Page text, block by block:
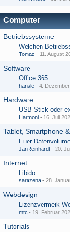
Computer
Betriebssysteme
Welchen
Tomaz - 11. August
Software
Office 365
hansle - 4.
Hardware
USB-Stick oder
Harmoni - 16. Juli
Tablet, Smartphone
Euer
JanReinhardt - 20.
Internet
Libido
sarazena - 28.
Webdesign
Lizenzvermerk
mtc - 19. Februar
Tutorials